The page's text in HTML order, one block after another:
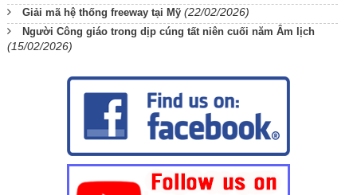
Giải mã hệ thống freeway tại Mỹ (22/02/2026)
Người Công giáo trong dịp cúng tất niên cuối năm Âm lịch
(15/02/2026)